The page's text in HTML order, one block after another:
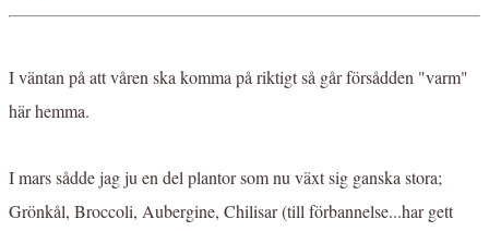
I väntan på att våren ska komma på riktigt så går försådden "varm"
här hemma.
I mars sådde jag ju en del plantor som nu växt sig ganska stora;
Grönkål, Broccoli, Aubergine, Chilisar (till förbannelse...har gett